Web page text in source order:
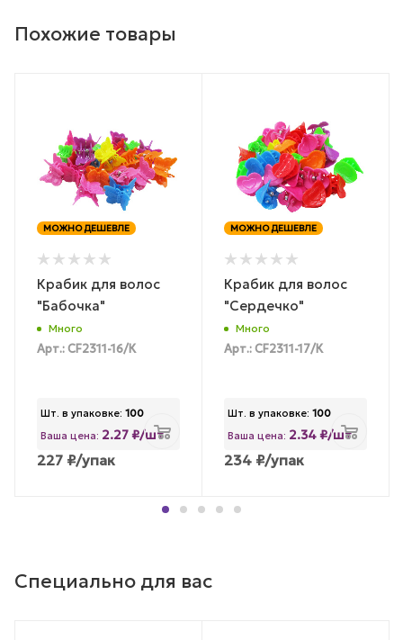
Похожие товары
МОЖНО ДЕШЕВЛЕ
Крабик для волос
"Бабочка"
Много
Арт.: CF2311-16/К
Шт. в упаковке: 100
Ваша цена: 2.27 ₽/шт
227 ₽/упак
МОЖНО ДЕШЕВЛЕ
Крабик для волос
"Сердечко"
Много
Арт.: CF2311-17/К
Шт. в упаковке: 100
Ваша цена: 2.34 ₽/шт
234 ₽/упак
Специально для вас